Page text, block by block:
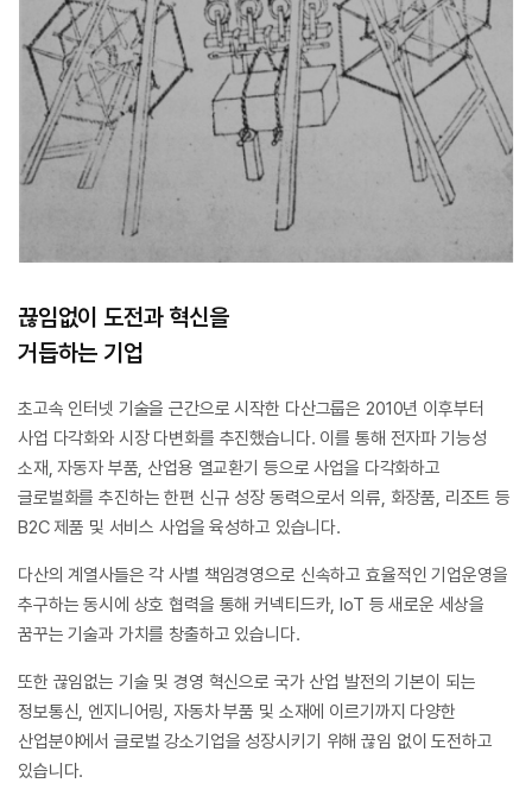
끊임없이 도전과 혁신을
거듭하는 기업
초고속 인터넷 기술을 근간으로 시작한 다산그룹은 2010년 이후부터
사업 다각화와 시장 다변화를 추진했습니다. 이를 통해 전자파 기능성
소재, 자동자 부품, 산업용 열교환기 등으로사업을 다각화하고
글로벌화를 추진하는 한편 신규 성장 동력으로서의류, 화장품, 리조트 등
B2C 제품 및 서비스 사업을 육성하고 있습니다.
다산의 계열사들은 각 사별 책임경영으로 신속하고 효율적인기업운영을
추구하는 동시에 상호 협력을 통해 커넥티드카, IoT 등새로운 세상을
꿈꾸는 기술과 가치를 창출하고 있습니다.
또한 끊임없는 기술 및 경영 혁신으로 국가 산업 발전의 기본이 되는
정보통신, 엔지니어링, 자동차 부품 및 소재에 이르기까지 다양한
산업분야에서 글로벌 강소기업을 성장시키기 위해끊임 없이 도전하고
있습니다.